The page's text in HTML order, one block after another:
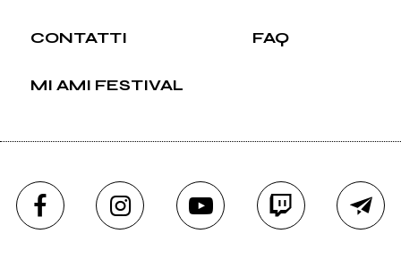
CONTATTI FAQ
MI AMI FESTIVAL